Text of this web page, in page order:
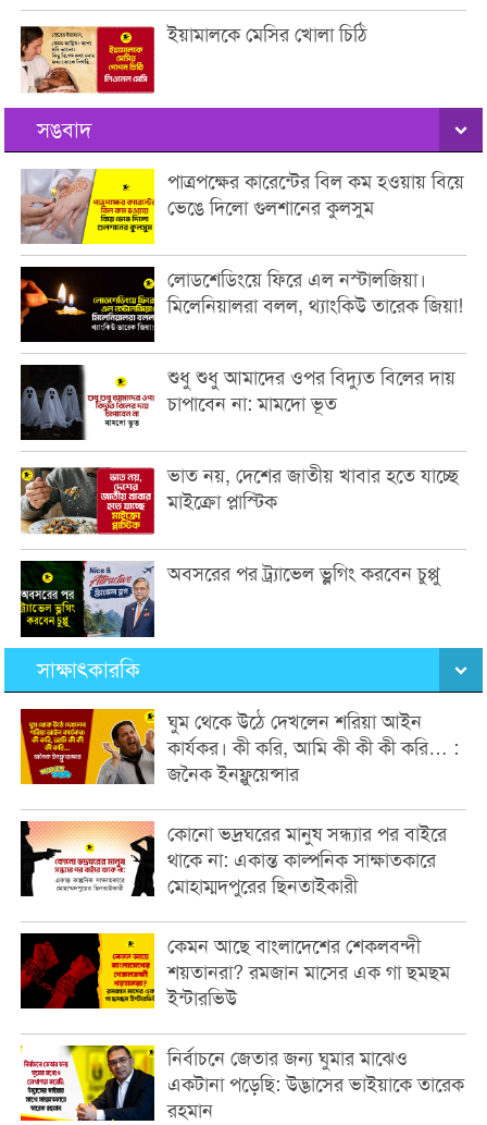
ইয়ামালকে মেসির খোলা চিঠি
সঙবাদ
পাত্রপক্ষের কারেন্টের বিল কম হওয়ায় বিয়ে
ভেঙে দিলো গুলশানের কুলসুম
লোডশেডিংয়ে ফিরে এল নস্টালজিয়া।
মিলেনিয়ালরা বলল, থ্যাংকিউ তারেক জিয়া!
শুধু শুধু আমাদের ওপর বিদ্যুত বিলের দায়
চাপাবেন না: মামদো ভূত
ভাত নয়, দেশের জাতীয় খাবার হতে যাচ্ছে
মাইক্রো প্লাস্টিক
অবসরের পর ট্র্যাভেল ভ্লগিং করবেন চুপ্পু
সাক্ষাৎকারকি
ঘুম থেকে উঠে দেখলেন শরিয়া আইন
কার্যকর। কী করি, আমি কী কী কী করি… :
জনৈক ইনফ্লুয়েন্সার
কোনো ভদ্রঘরের মানুষ সন্ধ্যার পর বাইরে
থাকে না: একান্ত কাল্পনিক সাক্ষাতকারে
মোহাম্মদপুরের ছিনতাইকারী
কেমন আছে বাংলাদেশের শেকলবন্দী
শয়তানরা? রমজান মাসের এক গা ছমছম
ইন্টারভিউ
নির্বাচনে জেতার জন্য ঘুমার মাঝেও
একটানা পড়েছি: উদ্ভাসের ভাইয়াকে তারেক
রহমান